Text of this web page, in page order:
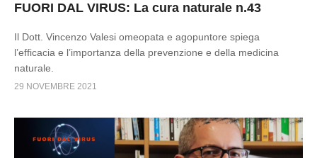
FUORI DAL VIRUS: La cura naturale n.43
Il Dott. Vincenzo Valesi omeopata e agopuntore spiega
l’efficacia e l’importanza della prevenzione e della medicina
naturale.
29 NOVEMBRE 2021